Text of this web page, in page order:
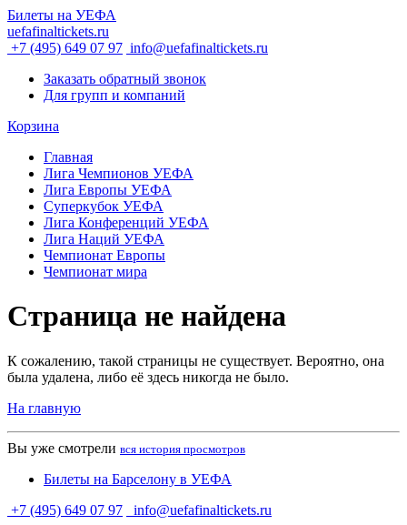
Билеты на УЕФА
uefafinaltickets.ru
+7 (495) 649 07 97 info@uefafinaltickets.ru
Заказать обратный звонок
Для групп и компаний
Корзина
Главная
Лига Чемпионов УЕФА
Лига Европы УЕФА
Суперкубок УЕФА
Лига Конференций УЕФА
Лига Наций УЕФА
Чемпионат Европы
Чемпионат мира
Страница не найдена
К сожалению, такой страницы не существует. Вероятно, она
была удалена, либо её здесь никогда не было.
На главную
Вы уже смотрели вся история просмотров
Билеты на Барселону в УЕФА
+7 (495) 649 07 97
info@uefafinaltickets.ru